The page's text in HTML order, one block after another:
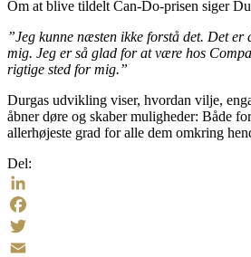
Om at blive tildelt Can-Do-prisen siger
”Jeg kunne næsten ikke forstå det. Det er
mig. Jeg er så glad for at være hos
rigtige sted for mig.”
Durgas udvikling viser, hvordan vilje,
åbner døre og skaber muligheder: Både
allerhøjeste grad for alle dem omkring
Del:
LinkedIn
Facebook
Twitter